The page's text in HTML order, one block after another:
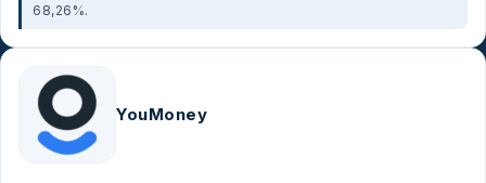
68,26%.
YouMoney